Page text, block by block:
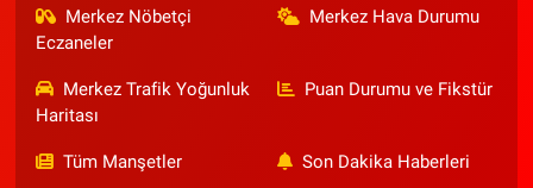
Merkez Nöbetçi
Eczaneler
Merkez Hava Durumu
Merkez Trafik Yoğunluk
Haritası
Puan Durumu ve Fikstür
Tüm Manşetler Son Dakika Haberleri